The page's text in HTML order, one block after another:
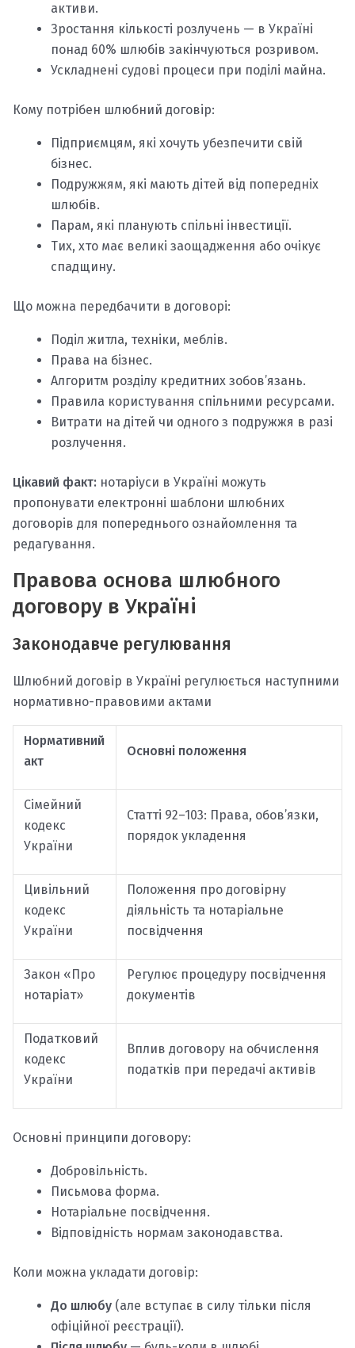
активи.
Зростання кількості розлучень — в Україні
понад 60% шлюбів закінчуються розривом.
Ускладнені судові процеси при поділі майна.
Кому потрібен шлюбний договір:
Підприємцям, які хочуть убезпечити свій
бізнес.
Подружжям, які мають дітей від попередніх
шлюбів.
Парам, які планують спільні інвестиції.
Тих, хто має великі заощадження або очікує
спадщину.
Що можна передбачити в договорі:
Поділ житла, техніки, меблів.
Права на бізнес.
Алгоритм розділу кредитних зобов’язань.
Правила користування спільними ресурсами.
Витрати на дітей чи одного з подружжя в разі
розлучення.
Цікавий факт: нотаріуси в Україні можуть
пропонувати електронні шаблони шлюбних
договорів для попереднього ознайомлення та
редагування.
Правова основа шлюбного
договору в Україні
Законодавче регулювання
Шлюбний договір в Україні регулюється наступними
нормативно-правовими актами
Нормативний
акт
Основні положення
Сімейний
кодекс
України
Статті 92–103: Права, обов’язки,
порядок укладення
Цивільний
кодекс
України
Положення про договірну
діяльність та нотаріальне
посвідчення
Закон «Про
нотаріат»
Регулює процедуру посвідчення
документів
Податковий
кодекс
України
Вплив договору на обчислення
податків при передачі активів
Основні принципи договору:
Добровільність.
Письмова форма.
Нотаріальне посвідчення.
Відповідність нормам законодавства.
Коли можна укладати договір:
До шлюбу (але вступає в силу тільки після
офіційної реєстрації).